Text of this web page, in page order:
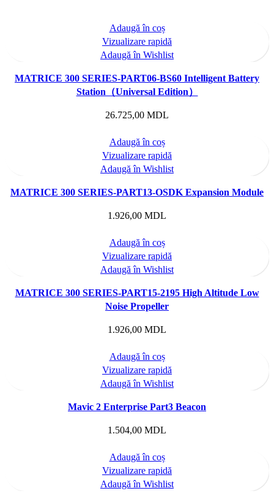
Adaugă în coș
Vizualizare rapidă
Adaugă în Wishlist
MATRICE 300 SERIES-PART06-BS60 Intelligent Battery
Station（Universal Edition）
26.725,00 MDL
Adaugă în coș
Vizualizare rapidă
Adaugă în Wishlist
MATRICE 300 SERIES-PART13-OSDK Expansion Module
1.926,00 MDL
Adaugă în coș
Vizualizare rapidă
Adaugă în Wishlist
MATRICE 300 SERIES-PART15-2195 High Altitude Low
Noise Propeller
1.926,00 MDL
Adaugă în coș
Vizualizare rapidă
Adaugă în Wishlist
Mavic 2 Enterprise Part3 Beacon
1.504,00 MDL
Adaugă în coș
Vizualizare rapidă
Adaugă în Wishlist